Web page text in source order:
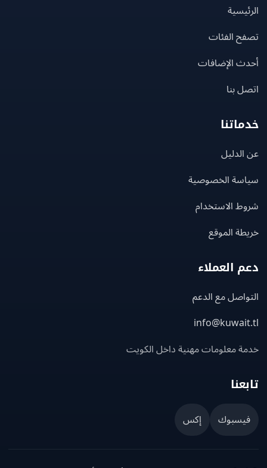
الفئات
الإضافات
بنا
الخصوصية
الاستخدام
الموقع
العملاء
مع الدعم
معلومات مهنية داخل الكويت
إكس